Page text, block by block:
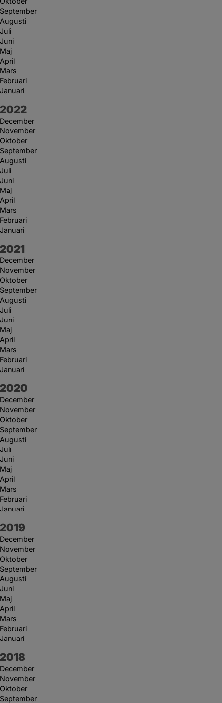
September
Augusti
Juli
Juni
Maj
April
Mars
Februari
Januari
År:
2022
December
November
Oktober
September
Augusti
Juli
Juni
Maj
April
Mars
Februari
Januari
År:
2021
December
November
Oktober
September
Augusti
Juli
Juni
Maj
April
Mars
Februari
Januari
År:
2020
December
November
Oktober
September
Augusti
Juli
Juni
Maj
April
Mars
Februari
Januari
År:
2019
December
November
Oktober
September
Augusti
Juni
Maj
April
Mars
Februari
Januari
År:
2018
December
November
Oktober
September